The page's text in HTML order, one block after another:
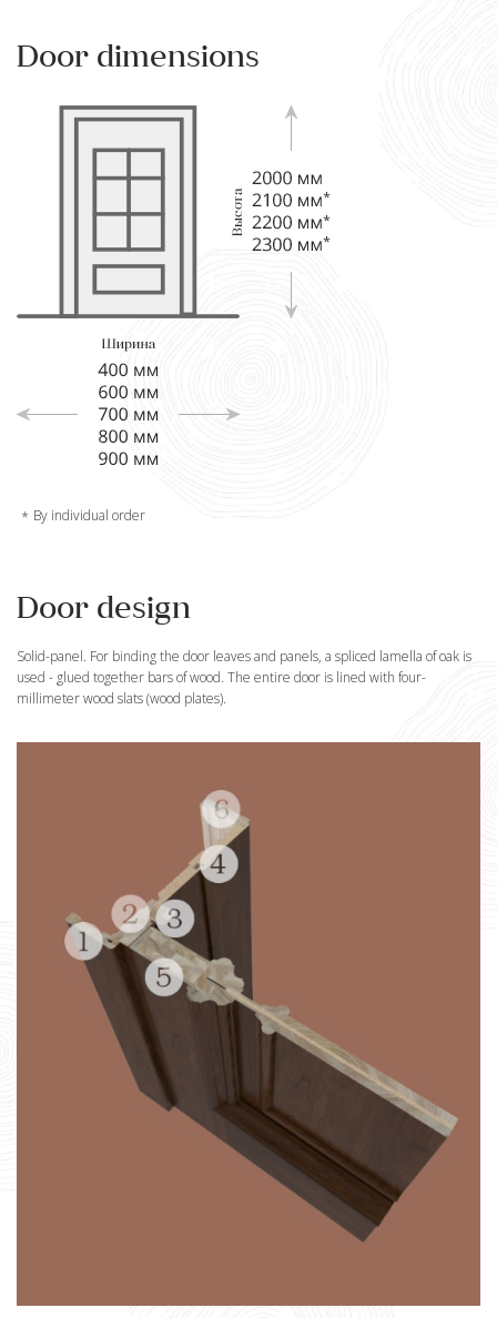
Door dimensions
By individual order
Door design
Solid-panel. For binding the door leaves and panels, a spliced lamella of oak is
used - glued together bars of wood. The entire door is lined with four-
millimeter wood slats (wood plates).